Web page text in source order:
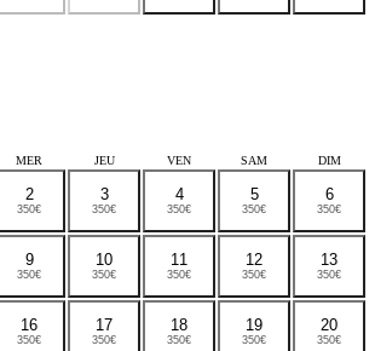
MER JEU VEN SAM DIM
2
350€
3
350€
4
350€
5
350€
6
350€
9
350€
10
350€
11
350€
12
350€
13
350€
16
350€
17
350€
18
350€
19
350€
20
350€